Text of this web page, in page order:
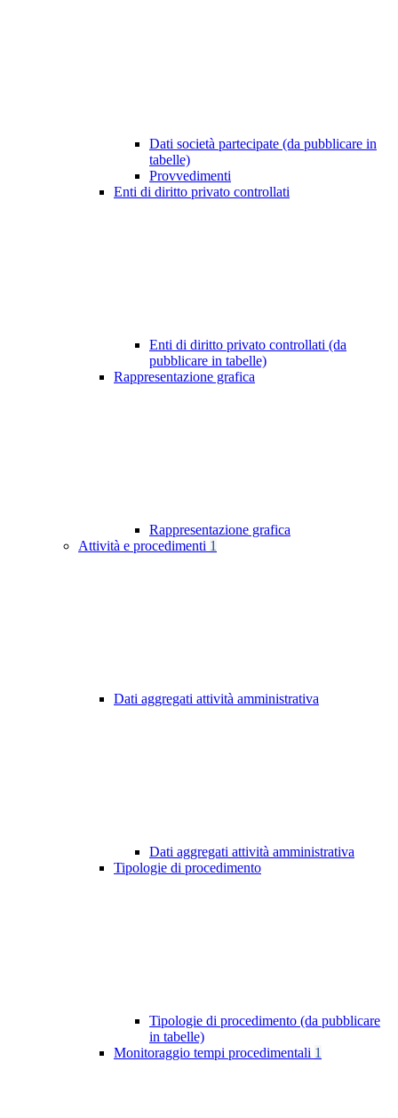
Dati società partecipate (da pubblicare in
tabelle)
Provvedimenti
Enti di diritto privato controllati
Enti di diritto privato controllati (da
pubblicare in tabelle)
Rappresentazione grafica
Rappresentazione grafica
Attività e procedimenti 1
Dati aggregati attività amministrativa
Dati aggregati attività amministrativa
Tipologie di procedimento
Tipologie di procedimento (da pubblicare
in tabelle)
Monitoraggio tempi procedimentali 1